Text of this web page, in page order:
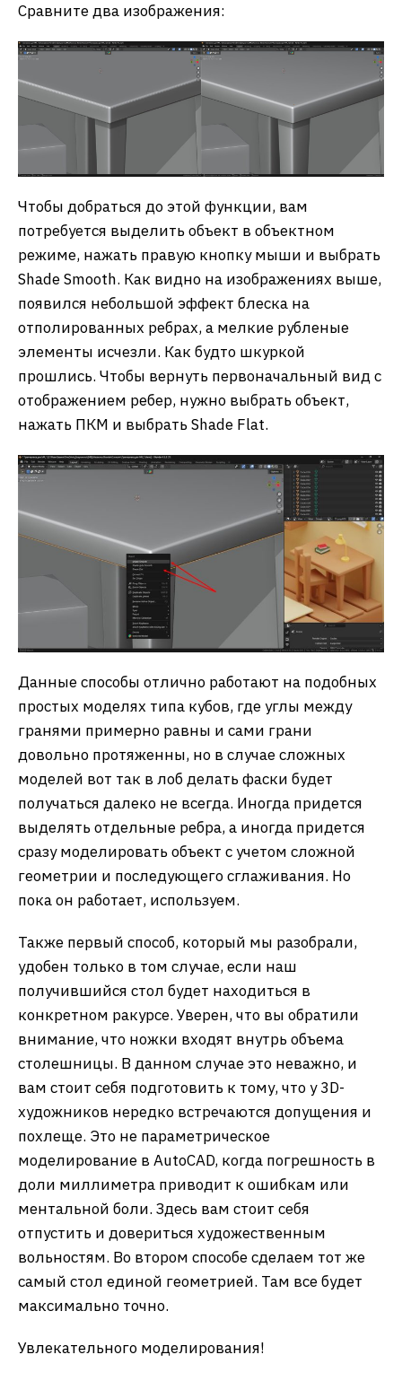
Сравните два изображения:
Чтобы добраться до этой функции, вам
потребуется выделить объект в объектном
режиме, нажать правую кнопку мыши и выбрать
Shade Smooth. Как видно на изображениях выше,
появился небольшой эффект блеска на
отполированных ребрах, а мелкие рубленые
элементы исчезли. Как будто шкуркой
прошлись. Чтобы вернуть первоначальный вид с
отображением ребер, нужно выбрать объект,
нажать ПКМ и выбрать Shade Flat.
Данные способы отлично работают на подобных
простых моделях типа кубов, где углы между
гранями примерно равны и сами грани
довольно протяженны, но в случае сложных
моделей вот так в лоб делать фаски будет
получаться далеко не всегда. Иногда придется
выделять отдельные ребра, а иногда придется
сразу моделировать объект с учетом сложной
геометрии и последующего сглаживания. Но
пока он работает, используем.
Также первый способ, который мы разобрали,
удобен только в том случае, если наш
получившийся стол будет находиться в
конкретном ракурсе. Уверен, что вы обратили
внимание, что ножки входят внутрь объема
столешницы. В данном случае это неважно, и
вам стоит себя подготовить к тому, что у 3D-
художников нередко встречаются допущения и
похлеще. Это не параметрическое
моделирование в AutoCAD, когда погрешность в
доли миллиметра приводит к ошибкам или
ментальной боли. Здесь вам стоит себя
отпустить и довериться художественным
вольностям. Во втором способе сделаем тот же
самый стол единой геометрией. Там все будет
максимально точно.
Увлекательного моделирования!